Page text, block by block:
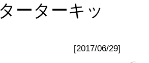
ーターキッ
[2017/06/29]